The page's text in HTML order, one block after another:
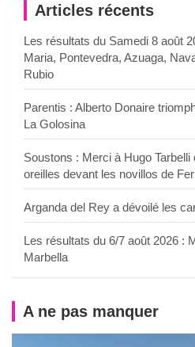
Articles récents
Les résultats du Samedi 8 août
Maria, Pontevedra, Azuaga,
Rubio
Parentis : Alberto Donaire
La Golosina
Soustons : Merci à Hugo
oreilles devant les novillos de
Arganda del Rey a dévoilé les
Les résultats du 6/7 août 2026 :
Marbella
A ne pas manquer